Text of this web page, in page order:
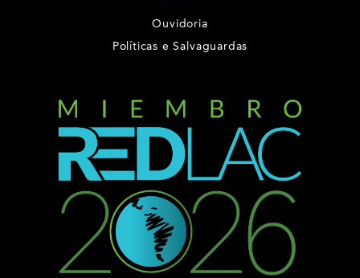
Ouvidoria
Políticas e Salvaguardas